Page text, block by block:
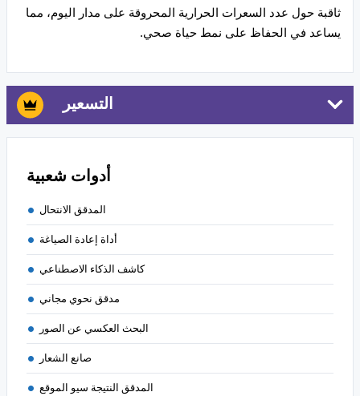
ثاقبة حول عدد السعرات الحرارية المحروقة على مدار اليوم، مما
يساعد في الحفاظ على نمط حياة صحي.
التسعير
أدوات شعبية
المدقق الانتحال
أداة إعادة الصياغة
كاشف الذكاء الاصطناعي
مدقق نحوي مجاني
البحث العكسي عن الصور
صانع الشعار
المدقق النتيجة سيو الموقع